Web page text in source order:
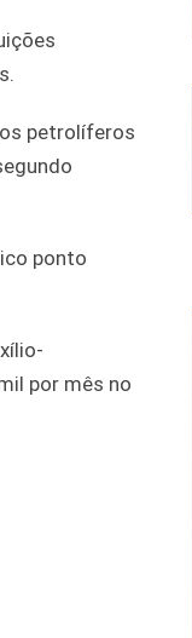
petrolíferos
ponto
por mês no